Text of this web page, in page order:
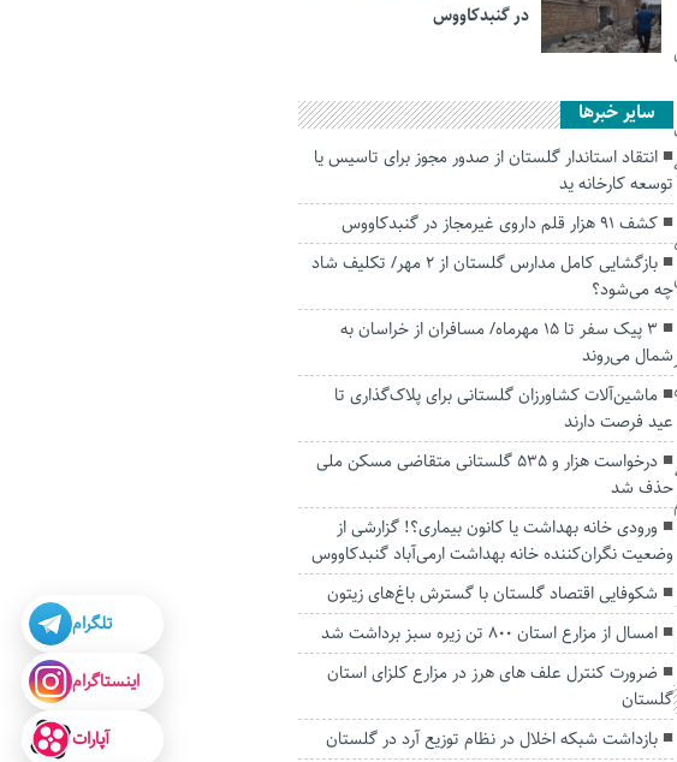
در گنبدکاووس
سایر خبرها
انتقاد استاندار گلستان از صدور مجوز برای تاسیس یا
توسعه کارخانه ید
کشف ۹۱ هزار قلم داروی غیرمجاز در گنبدکاووس
بازگشایی کامل مدارس گلستان از ۲ مهر/ تکلیف شاد
چه می‌شود؟
۳ پیک سفر تا ۱۵ مهرماه/ مسافران از خراسان به
شمال می‌روند
ماشین‌آلات کشاورزان گلستانی برای پلاک‌گذاری تا
عید فرصت دارند
درخواست هزار و ۵۳۵ گلستانی متقاضی مسکن ملی
حذف شد
ورودی خانه بهداشت یا کانون بیماری؟! گزارشی از
وضعیت نگران‌کننده خانه بهداشت ارمی‌آباد گنبدکاووس
شکوفایی اقتصاد گلستان با گسترش باغ‌های زیتون
امسال از مزارع استان ۸۰۰ تن زیره سبز برداشت شد
ضرورت کنترل علف های هرز در مزارع کلزای استان
گلستان
بازداشت شبکه اخلال در نظام توزیع آرد در گلستان
تلگرام
اینستاگرام
آپارات